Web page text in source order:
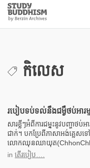
Close
Study
Buddhism
Home
កិលេស
របៀបទប់ទល់នឹងជម្ងឺថប់អារ
សារខ្លីៗអំពីការជម្នះនូវបញ្ហា
ជាក់។ បកប្រែពីភាសាអង់គ្លេសទ
លោកឈុនឈាយុត
in តើរបៀប….